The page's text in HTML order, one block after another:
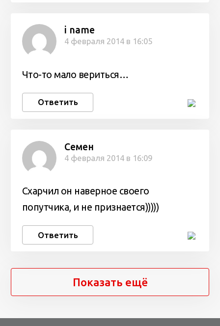
i name
4 февраля 2014 в 16:05
Что-то мало вериться…
Ответить
Семен
4 февраля 2014 в 16:09
Схарчил он наверное своего
попутчика, и не признается)))))
Ответить
Показать ещё